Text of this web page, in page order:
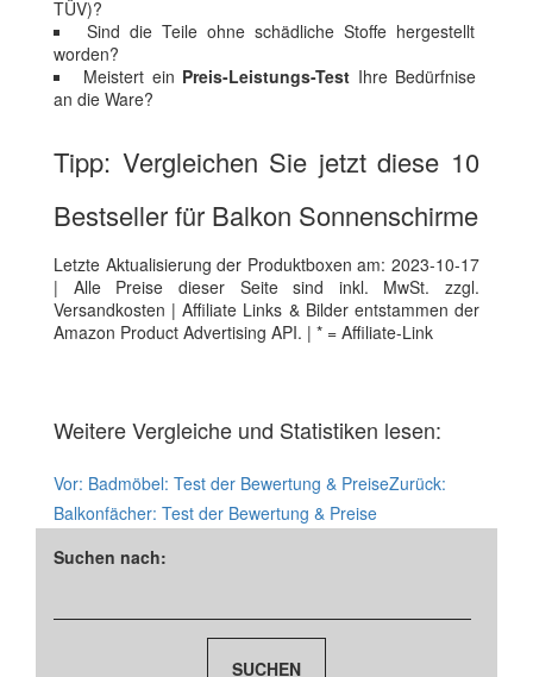
TÜV)?
Sind die Teile ohne schädliche Stoffe hergestellt
worden?
Meistert ein Preis-Leistungs-Test Ihre Bedürfnise
an die Ware?
Tipp: Vergleichen Sie jetzt diese 10
Bestseller für Balkon Sonnenschirme
Letzte Aktualisierung der Produktboxen am: 2023-10-17
| Alle Preise dieser Seite sind inkl. MwSt. zzgl.
Versandkosten | Affiliate Links & Bilder entstammen der
Amazon Product Advertising API. | * = Affiliate-Link
Weitere Vergleiche und Statistiken lesen:
Vor: Badmöbel: Test der Bewertung & PreiseZurück:
Balkonfächer: Test der Bewertung & Preise
Suchen nach: